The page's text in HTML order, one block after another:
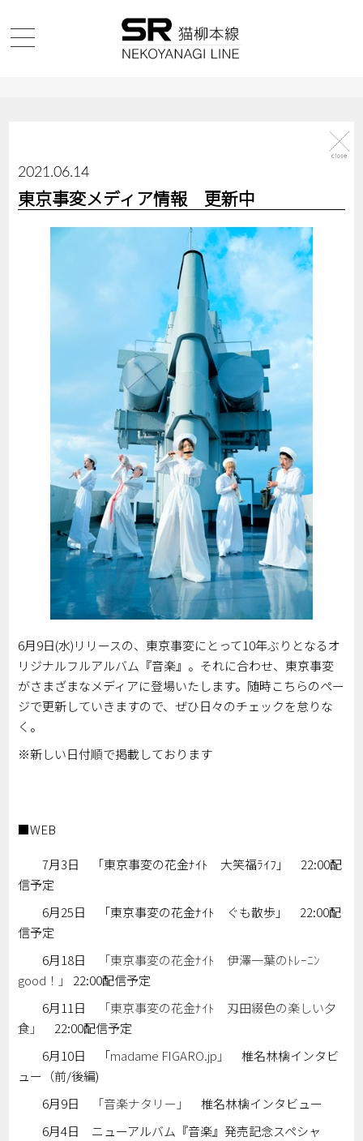
2021.06.14
東京事変メディア情報 更新中
6月9日(水)リリースの、東京事変にとって10年ぶりとなるオ
リジナルフルアルバム『音楽』。それに合わせ、東京事変
がさまざまなメディアに登場いたします。随時こちらのペー
ジで更新していきますので、ぜひ日々のチェックを怠りな
く。
※新しい日付順で掲載しております
■WEB
7月3日 「東京事変の花金ﾅｲﾄ 大笑福ﾗｲﾌ」 22:00配
信予定
6月25日 「東京事変の花金ﾅｲﾄ ぐも散歩」 22:00配
信予定
6月18日
「東京事変の花金ﾅｲﾄ 伊澤一葉のﾄﾚｰﾆﾝ
good！」
22:00配信予定
6月11日
「東京事変の花金ﾅｲﾄ 刄田綴色の楽しい夕
食」
22:00配信予定
6月10日 「madame FIGARO.jp」
椎名林檎インタビ
ュー（前/後編)
6月9日
「音楽ナタリー」
椎名林檎インタビュー
6月4日 ニューアルバム『音楽』発売記念スペシャ